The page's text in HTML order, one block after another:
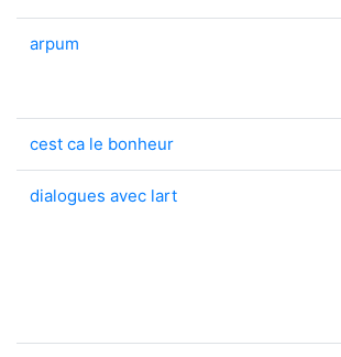
arpum
cest ca le bonheur
dialogues avec lart